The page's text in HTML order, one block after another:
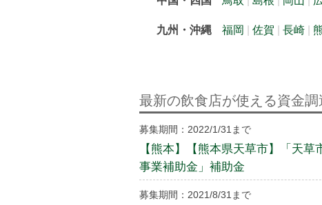
九州・沖縄 福岡 佐賀 長崎
最新の飲食店が使える資金調
募集期間：2022/1/31まで
【熊本】【熊本県天草市】「天
事業補助金」補助金
募集期間：2021/8/31まで